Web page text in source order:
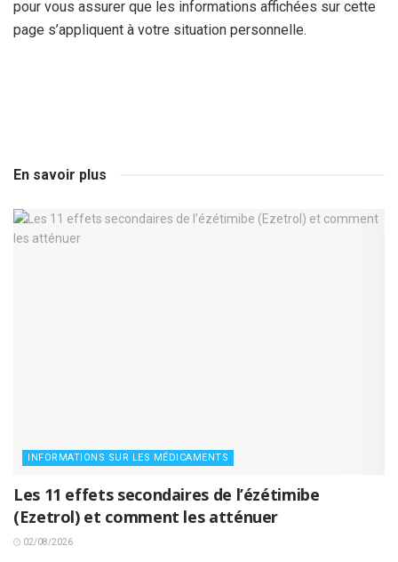
pour vous assurer que les informations affichées sur cette
page s’appliquent à votre situation personnelle.
En savoir plus
INFORMATIONS SUR LES MÉDICAMENTS
Les 11 effets secondaires de l’ézétimibe
(Ezetrol) et comment les atténuer
02/08/2026